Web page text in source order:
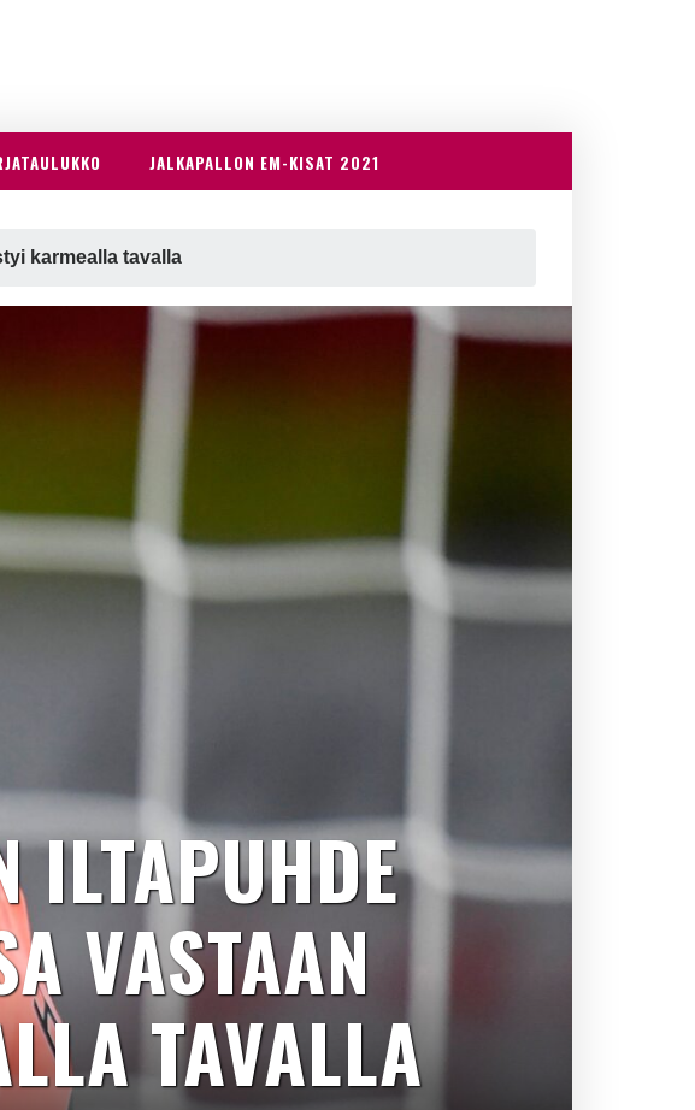
JALKAPALLON EM-KISAT 2021
karmealla tavalla
ILTAPUHDE
VASTAAN
TAVALLA